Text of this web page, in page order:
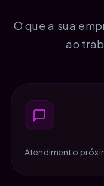
O que a sua
ao
Atendimento